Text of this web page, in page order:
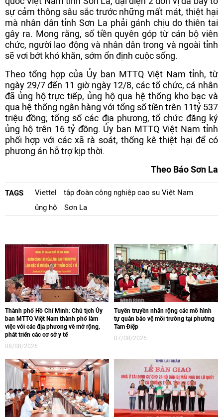
sự cảm thông sâu sắc trước những mất mát, thiệt hại
mà nhân dân tỉnh Sơn La phải gánh chịu do thiên tai
gây ra. Mong rằng, số tiền quyên góp từ cán bộ viên
chức, người lao động và nhân dân trong và ngoài tỉnh
sẽ vơi bớt khó khăn, sớm ổn định cuộc sống.
Theo tổng hợp của Ủy ban MTTQ Việt Nam tỉnh, từ
ngày 29/7 đến 11 giờ ngày 12/8, các tổ chức, cá nhân
đã ủng hộ trực tiếp, ủng hộ qua hệ thống kho bạc và
qua hệ thống ngân hàng với tổng số tiền trên 11tỷ 537
triệu đồng; tổng số các địa phương, tổ chức đăng ký
ủng hộ trên 16 tỷ đồng. Ủy ban MTTQ Việt Nam tỉnh
phối hợp với các xã rà soát, thống kê thiệt hại để có
phương án hỗ trợ kịp thời.
Theo Báo Sơn La
TAGS Viettel
tập đoàn công nghiệp cao su Việt Nam
ủng hộ
Sơn La
Thành phố Hồ Chí Minh: Chủ tịch Ủy
ban MTTQ Việt Nam thành phố làm
việc với các địa phương về mở rộng,
phát triển các cơ sở y tế
08/08/2026
Tuyên truyền nhân rộng các mô hình
tự quản bảo vệ môi trường tại phường
Tam Điệp
07/08/2026